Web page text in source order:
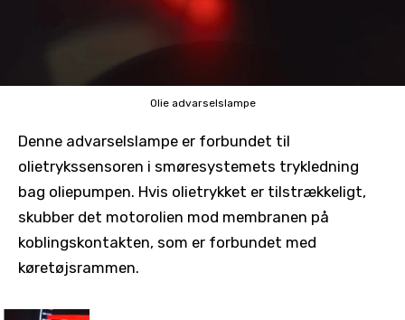
Olie advarselslampe
Denne advarselslampe er forbundet til
olietrykssensoren i smøresystemets trykledning
bag oliepumpen. Hvis olietrykket er tilstrækkeligt,
skubber det motorolien mod membranen på
koblingskontakten, som er forbundet med
køretøjsrammen.